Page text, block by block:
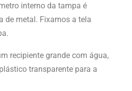
interno da tampa é
de metal. Fixamos a tela
recipiente grande com água,
transparente para a